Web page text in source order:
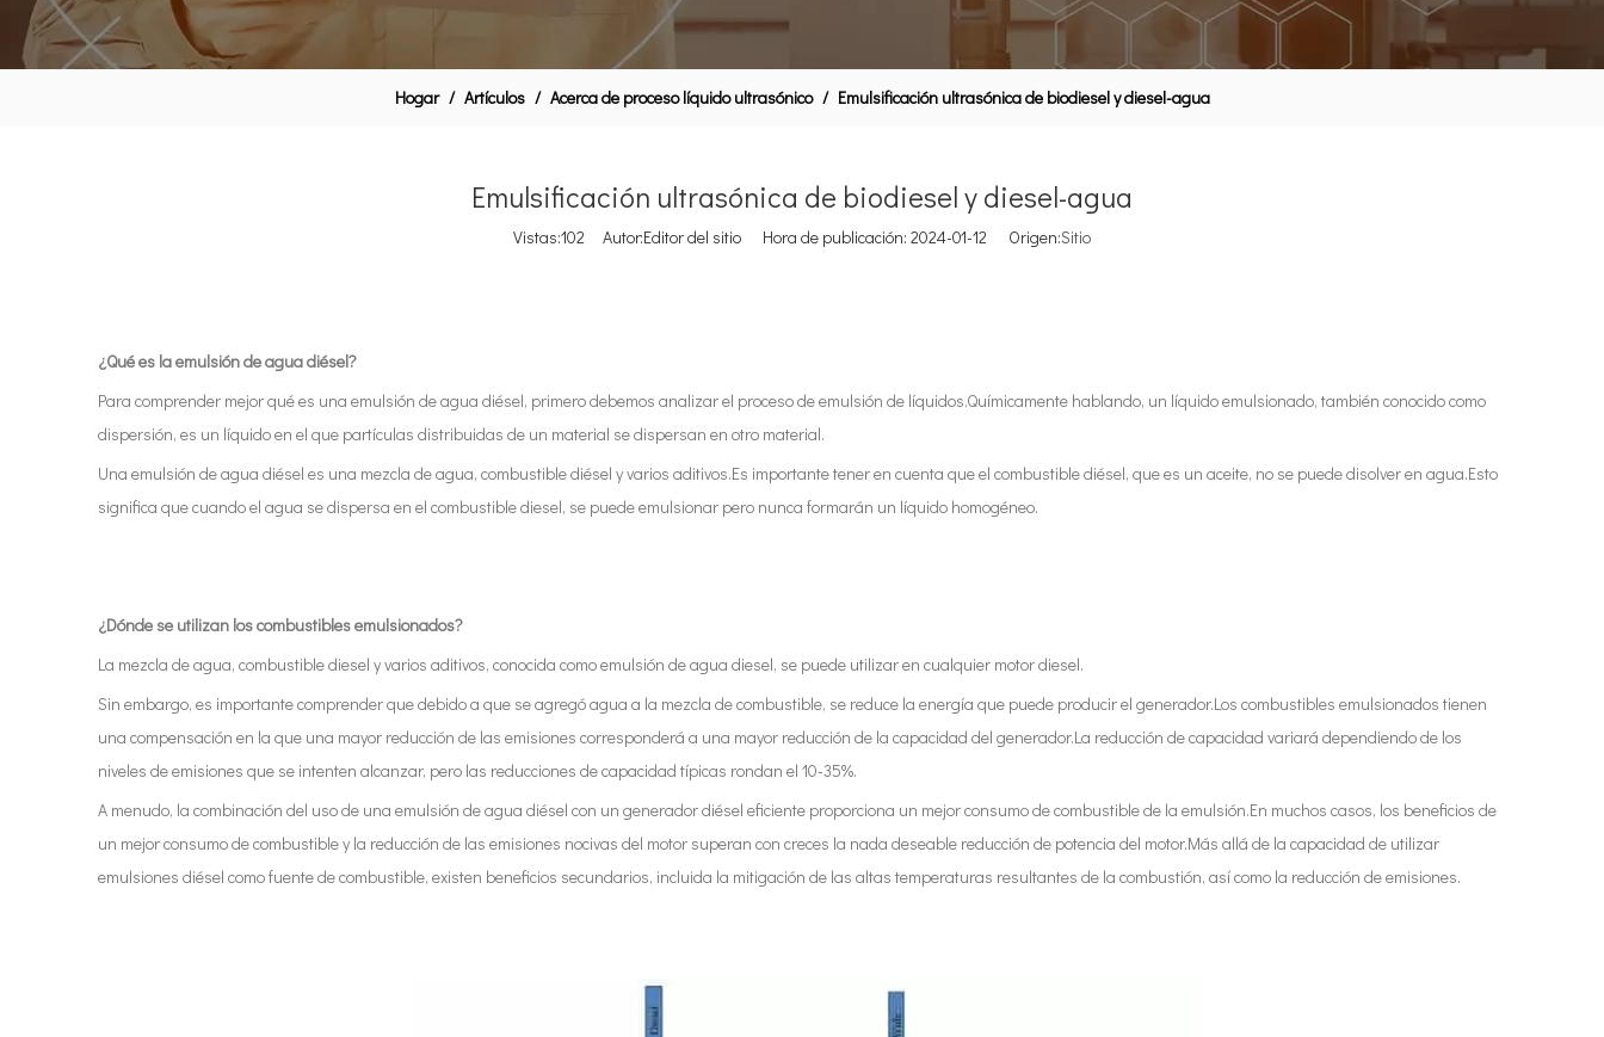
Hogar / Artículos / Acerca de proceso líquido ultrasónico / Emulsificación ultrasónica de biodiesel y diesel-agua
Emulsificación ultrasónica de biodiesel y diesel-agua
Vistas:102 Autor:Editor del sitio Hora de publicación: 2024-01-12 Origen:Sitio
¿Qué es la emulsión de agua diésel?
Para comprender mejor qué es una emulsión de agua diésel, primero debemos analizar el proceso de emulsión de líquidos.Químicamente hablando, un líquido emulsionado, también conocido como
dispersión, es un líquido en el que partículas distribuidas de un material se dispersan en otro material.
Una emulsión de agua diésel es una mezcla de agua, combustible diésel y varios aditivos.Es importante tener en cuenta que el combustible diésel, que es un aceite, no se puede disolver en agua.Esto
significa que cuando el agua se dispersa en el combustible diesel, se puede emulsionar pero nunca formarán un líquido homogéneo.
¿Dónde se utilizan los combustibles emulsionados?
La mezcla de agua, combustible diesel y varios aditivos, conocida como emulsión de agua diesel, se puede utilizar en cualquier motor diesel.
Sin embargo, es importante comprender que debido a que se agregó agua a la mezcla de combustible, se reduce la energía que puede producir el generador.Los combustibles emulsionados tienen
una compensación en la que una mayor reducción de las emisiones corresponderá a una mayor reducción de la capacidad del generador.La reducción de capacidad variará dependiendo de los
niveles de emisiones que se intenten alcanzar, pero las reducciones de capacidad típicas rondan el 10-35%.
A menudo, la combinación del uso de una emulsión de agua diésel con un generador diésel eficiente proporciona un mejor consumo de combustible de la emulsión.En muchos casos, los beneficios de
un mejor consumo de combustible y la reducción de las emisiones nocivas del motor superan con creces la nada deseable reducción de potencia del motor.Más allá de la capacidad de utilizar
emulsiones diésel como fuente de combustible, existen beneficios secundarios, incluida la mitigación de las altas temperaturas resultantes de la combustión, así como la reducción de emisiones.